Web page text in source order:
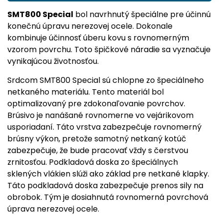
SMT800 Special bol navrhnutý špeciálne pre účinnú
konečnú úpravu nerezovej ocele. Dokonale
kombinuje účinnosť úberu kovu s rovnomerným
vzorom povrchu. Toto špičkové náradie sa vyznačuje
vynikajúcou životnosťou.
Srdcom SMT800 Special sú chlopne zo špeciálneho
netkaného materiálu. Tento materiál bol
optimalizovaný pre zdokonaľovanie povrchov.
Brúsivo je nanášané rovnomerne vo vejárikovom
usporiadaní. Táto vrstva zabezpečuje rovnomerný
brúsny výkon, pretože samotný netkaný kotúč
zabezpečuje, že bude pracovať vždy s čerstvou
zrnitosťou. Podkladová doska zo špeciálnych
sklených vlákien slúži ako základ pre netkané klapky.
Táto podkladová doska zabezpečuje prenos sily na
obrobok. Tým je dosiahnutá rovnomerná povrchová
úprava nerezovej ocele.